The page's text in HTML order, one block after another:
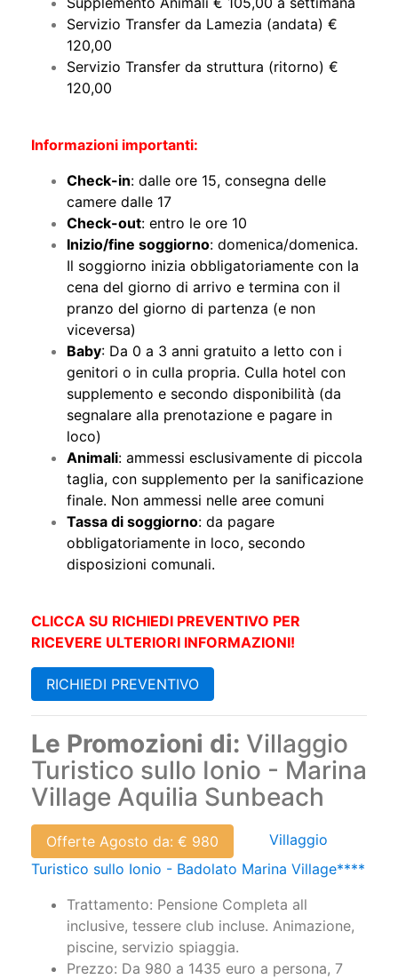
Servizio Transfer da Lamezia (andata) €
120,00
Servizio Transfer da struttura (ritorno) €
120,00
Informazioni importanti:
Check-in: dalle ore 15, consegna delle
camere dalle 17
Check-out: entro le ore 10
Inizio/fine soggiorno: domenica/domenica.
Il soggiorno inizia obbligatoriamente con la
cena del giorno di arrivo e termina con il
pranzo del giorno di partenza (e non
viceversa)
Baby: Da 0 a 3 anni gratuito a letto con i
genitori o in culla propria. Culla hotel con
supplemento e secondo disponibilità (da
segnalare alla prenotazione e pagare in
loco)
Animali: ammessi esclusivamente di piccola
taglia, con supplemento per la sanificazione
finale. Non ammessi nelle aree comuni
Tassa di soggiorno: da pagare
obbligatoriamente in loco, secondo
disposizioni comunali.
CLICCA SU RICHIEDI PREVENTIVO PER
RICEVERE ULTERIORI INFORMAZIONI!
RICHIEDI PREVENTIVO
Le Promozioni di: Villaggio
Turistico sullo Ionio - Marina
Village Aquilia Sunbeach
Offerte Agosto da: € 980
Villaggio
Turistico sullo Ionio - Badolato Marina Village****
Trattamento: Pensione Completa all
inclusive, tessere club incluse. Animazione,
piscine, servizio spiaggia.
Prezzo: Da 980 a 1435 euro a persona, 7